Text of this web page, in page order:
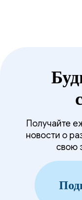
Получайте
новости о
свою